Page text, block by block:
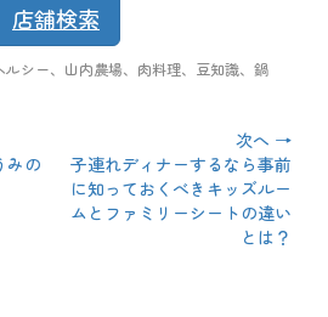
店舗検索
ルシー、 山内農場、 肉料理、 豆知識、 鍋
みの
次へ →
次
投
子連れディナーするなら事前
に知っておくべきキッズルー
ムとファミリーシートの違い
とは？